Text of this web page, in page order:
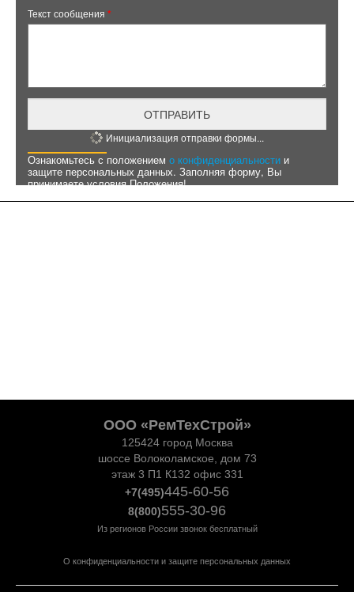
Текст сообщения *
ОТПРАВИТЬ
Инициализация отправки формы...
Ознакомьтесь с положением о конфиденциальности и
защите персональных данных. Заполняя форму, Вы
принимаете условия Положения!
ООО «РемТехСтрой»
125424 город Москва
шоссе Волоколамское, дом 73
этаж 3 П1 К132 офис 331
+7(495)445-60-56
8(800)555-30-96
Из регионов России звонок бесплатный
О конфиденциальности и защите персональных данных